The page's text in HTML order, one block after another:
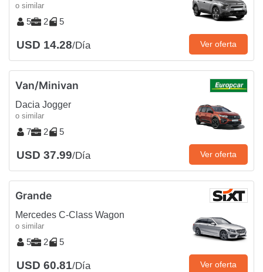
o similar
5 2 5
USD 14.28/Día Ver oferta
Van/Minivan
Dacia Jogger
o similar
7 2 5
USD 37.99/Día Ver oferta
Grande
Mercedes C-Class Wagon
o similar
5 2 5
USD 60.81/Día Ver oferta